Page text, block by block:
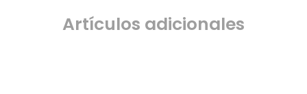
Artículos adicionales